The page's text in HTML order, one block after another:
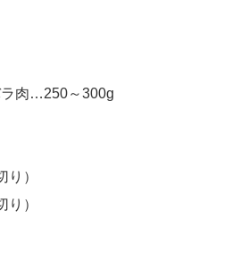
肉…250～300g
）
）